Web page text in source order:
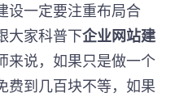
设一定要注重布局合
大家科普下企业网站建
来说，如果只是做一个
费到几百块不等，如果